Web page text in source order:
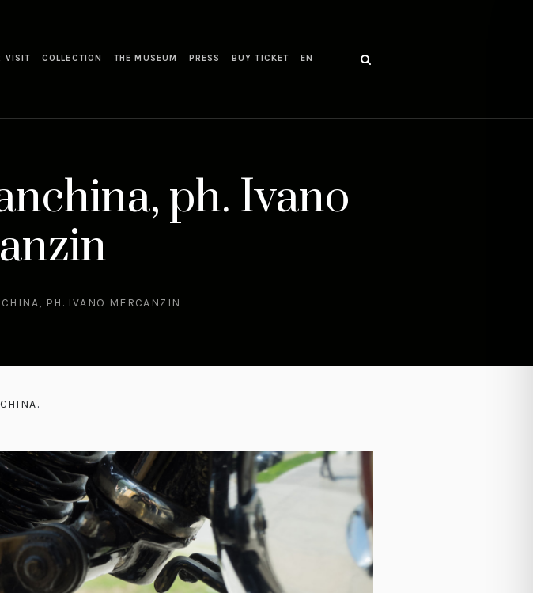
VISIT COLLECTION THE MUSEUM PRESS BUY TICKET EN
ph. Ivano
PH. IVANO MERCANZIN
.